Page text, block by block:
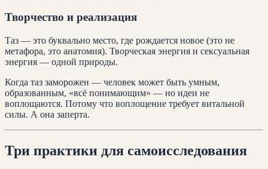
Творчество и реализация
Таз — это буквально место, где рождается новое (это не
метафора, это анатомия). Творческая энергия и сексуальная
энергия — одной природы.
Когда таз заморожен — человек может быть умным,
образованным, «всё понимающим» — но идеи не
воплощаются. Потому что воплощение требует витальной
силы. А она заперта.
Три практики для самоисследования